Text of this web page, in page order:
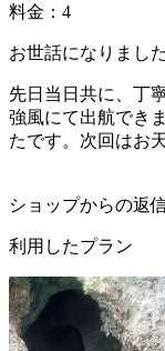
料金：4
お世話になりました
先日当日共に、丁
強風にて出航でき
たです。次回はお
ショップからの返
利用したプラン